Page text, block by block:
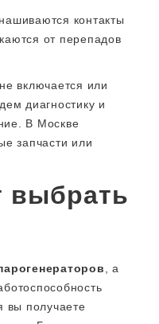
контакты
от перепадов
включается или
диагностику и
В Москве
запчасти или
выбрать
, а
вы получаете